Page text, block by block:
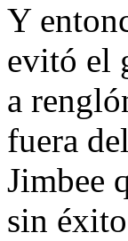
Y
evitó el
a
fuera
Jimbee
sin